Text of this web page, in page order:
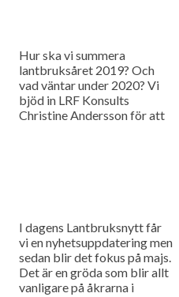
Hur ska vi summera
lantbruksåret 2019? Och
vad väntar under 2020? Vi
bjöd in LRF Konsults
Christine Andersson för att
I dagens Lantbruksnytt får
vi en nyhetsuppdatering men
sedan blir det fokus på majs.
Det är en gröda som blir allt
vanligare på åkrarna i